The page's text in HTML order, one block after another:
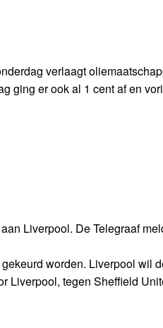
verlaagt
ging er ook al 1 cent af en
Liverpool. De Telegraaf
worden. Liverpool wil
Liverpool, tegen Sheffield